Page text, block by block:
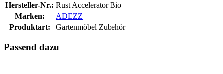
Hersteller-Nr.: Rust Accelerator Bio
Marken:
ADEZZ
Produktart:
Gartenmöbel Zubehör
Passend dazu